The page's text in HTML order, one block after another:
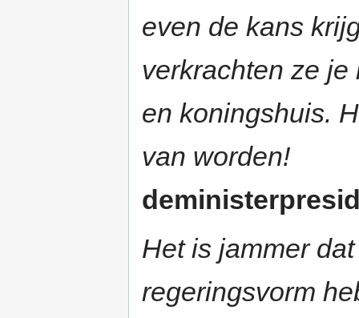
even de kans
verkrachten ze
en koningshuis.
van worden!
Het is jammer
regeringsvorm